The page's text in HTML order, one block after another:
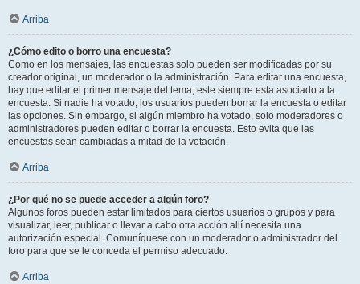
Arriba
¿Cómo edito o borro una encuesta?
Como en los mensajes, las encuestas solo pueden ser modificadas por su
creador original, un moderador o la administración. Para editar una encuesta,
hay que editar el primer mensaje del tema; este siempre esta asociado a la
encuesta. Si nadie ha votado, los usuarios pueden borrar la encuesta o editar
las opciones. Sin embargo, si algún miembro ha votado, solo moderadores o
administradores pueden editar o borrar la encuesta. Esto evita que las
encuestas sean cambiadas a mitad de la votación.
Arriba
¿Por qué no se puede acceder a algún foro?
Algunos foros pueden estar limitados para ciertos usuarios o grupos y para
visualizar, leer, publicar o llevar a cabo otra acción allí necesita una
autorización especial. Comuníquese con un moderador o administrador del
foro para que se le conceda el permiso adecuado.
Arriba